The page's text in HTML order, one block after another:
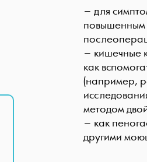
− для
повышенным
− кишечные
как
(например,
методом
− как
другими